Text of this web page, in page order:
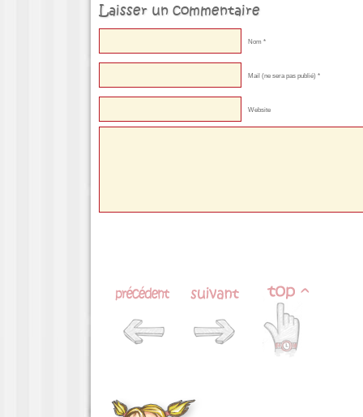
Laisser un commentaire
Nom *
Mail (ne sera pas publié) *
Website